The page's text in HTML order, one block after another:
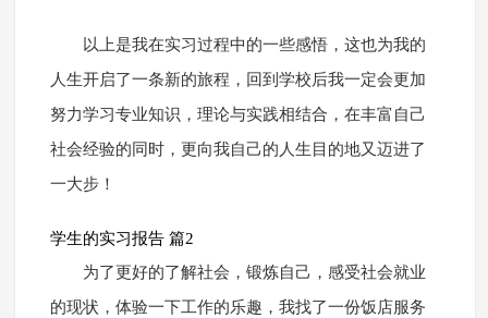
以上是我在实习过程中的一些感悟，这也为我的
人生开启了一条新的旅程，回到学校后我一定会更加
努力学习专业知识，理论与实践相结合，在丰富自己
社会经验的同时，更向我自己的人生目的地又迈进了
一大步！
学生的实习报告 篇2
为了更好的了解社会，锻炼自己，感受社会就业
的现状，体验一下工作的乐趣，我找了一份饭店服务